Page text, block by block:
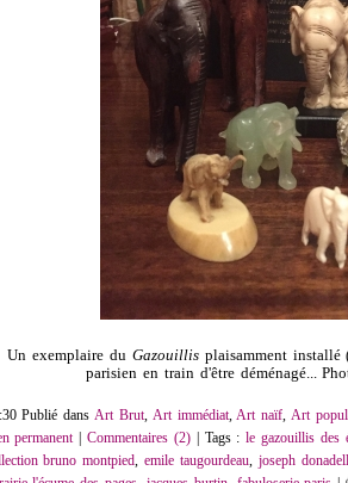
Un exemplaire du Gazouillisplaisamment installé
parisien en train d'être déménagé...
Publié dansArt Brut, Art immédiat,Art naïf,Art
permanent|Commentaires (2)| Tags :le gazouillis des
bruno montpied,emile taugourdeau, joseph